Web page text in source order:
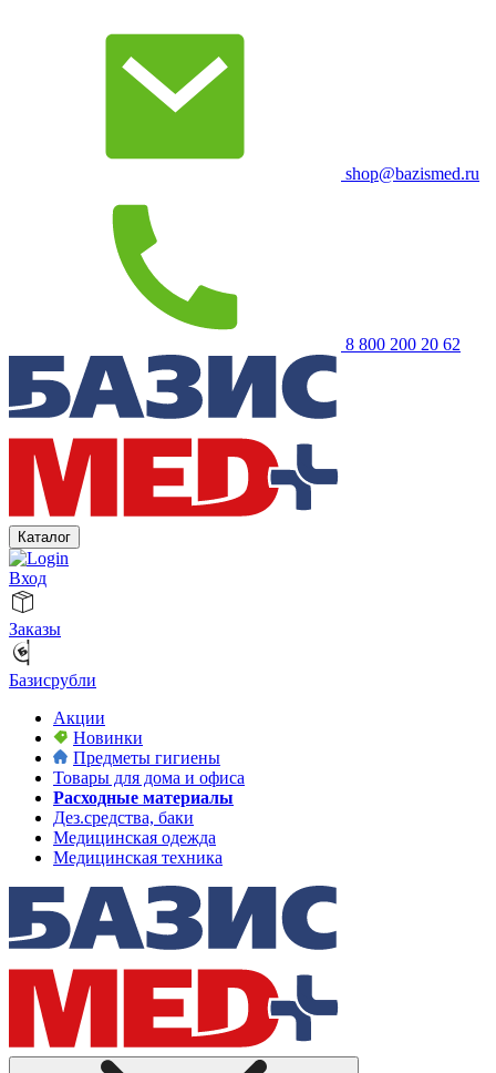
shop@bazismed.ru
8 800 200 20 62
Каталог
Вход
Заказы
Базисрубли
Акции
Новинки
Предметы гигиены
Товары для дома и офиса
Расходные материалы
Дез.средства, баки
Медицинская одежда
Медицинская техника